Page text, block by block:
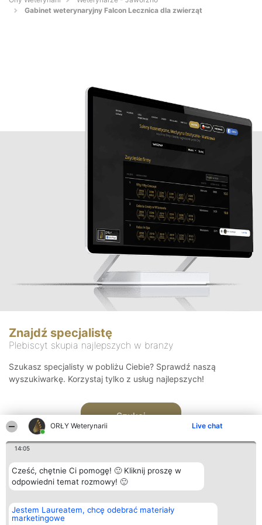
ORŁY Weterynarii Live chat
14:05
Cześć, chętnie Ci pomogę! 🙂 Kliknij proszę w
odpowiedni temat rozmowy! 🙂
Jestem Laureatem, chcę odebrać materiały
marketingowe
Gabinet weterynaryjny Falcon Lecznica dla zwierząt
Znajdź specjalistę
Plebiscyt skupia najlepszych w branży
Szukasz specjalisty w pobliżu Ciebie? Sprawdź naszą
wyszukiwarkę. Korzystaj tylko z usług najlepszych!
Szukaj
Organizator plebiscytu
Bright Side Solutions sp. z o.
o. sp. k.
Plebiscyt
Laureaci
Kontakt
Kontakt